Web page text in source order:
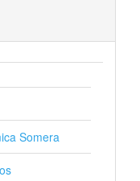
Somera